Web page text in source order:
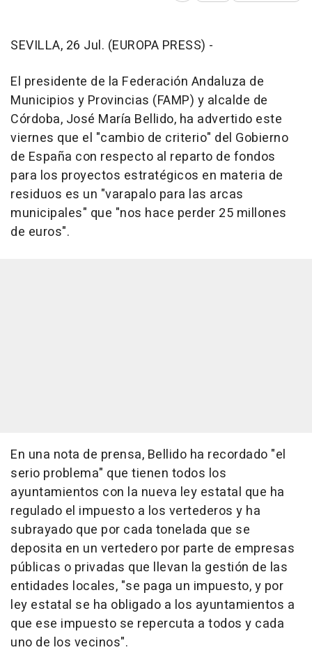
SEVILLA, 26 Jul. (EUROPA PRESS) -
El presidente de la Federación Andaluza de
Municipios y Provincias (FAMP) y alcalde de
Córdoba, José María Bellido, ha advertido este
viernes que el "cambio de criterio" del Gobierno
de España con respecto al reparto de fondos
para los proyectos estratégicos en materia de
residuos es un "varapalo para las arcas
municipales" que "nos hace perder 25 millones
de euros".
En una nota de prensa, Bellido ha recordado "el
serio problema" que tienen todos los
ayuntamientos con la nueva ley estatal que ha
regulado el impuesto a los vertederos y ha
subrayado que por cada tonelada que se
deposita en un vertedero por parte de empresas
públicas o privadas que llevan la gestión de las
entidades locales, "se paga un impuesto, y por
ley estatal se ha obligado a los ayuntamientos a
que ese impuesto se repercuta a todos y cada
uno de los vecinos".